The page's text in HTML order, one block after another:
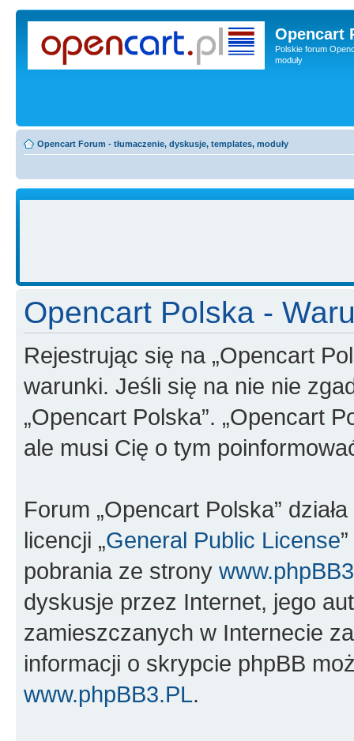
Opencart
Polskie forum
moduły
Opencart Forum - tłumaczenie, dyskusje, templates, moduły
Opencart Polska -
Rejestrując się na „Opencart
warunki. Jeśli się na nie nie
„Opencart Polska”. „Opencart
ale musi Cię o tym
Forum „Opencart Polska”
licencji „General Public License
pobrania ze strony
dyskusje przez Internet, jego
zamieszczanych w Internecie
informacji o skrypcie phpBB
www.phpBB3.PL.